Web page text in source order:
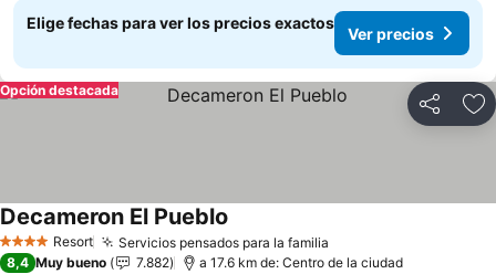
Elige fechas para ver los precios exactos
Ver precios
Compartir
Opción destacada
4 EstrellasResort Servicios pensados para la familia
Decameron El Pueblo
8,4 Muy bueno 7.882 a 17.6 km de: Centro de la ciudad